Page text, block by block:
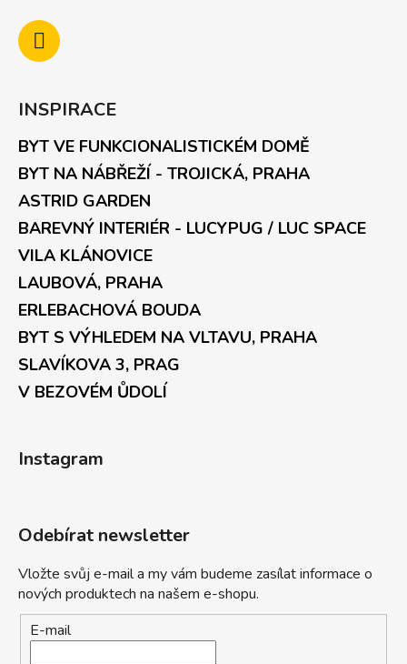
INSPIRACE
BYT VE FUNKCIONALISTICKÉM DOMĚ
BYT NA NÁBŘEŽÍ - TROJICKÁ, PRAHA
ASTRID GARDEN
BAREVNÝ INTERIÉR - LUCYPUG / LUC SPACE
VILA KLÁNOVICE
LAUBOVÁ, PRAHA
ERLEBACHOVÁ BOUDA
BYT S VÝHLEDEM NA VLTAVU, PRAHA
SLAVÍKOVA 3, PRAG
V BEZOVÉM ŮDOLÍ
Instagram
Odebírat newsletter
Vložte svůj e-mail a my vám budeme zasílat informace o
nových produktech na našem e-shopu.
E-mail